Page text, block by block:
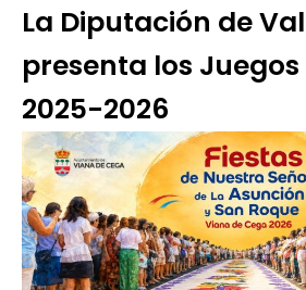
La Diputación de
presenta los Juegos
2025-2026